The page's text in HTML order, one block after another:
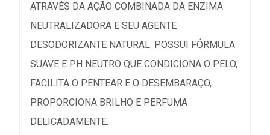
ATRAVÉS DA AÇÃO COMBINADA DA ENZIMA
NEUTRALIZADORA E SEU AGENTE
DESODORIZANTE NATURAL. POSSUI FÓRMULA
SUAVE E PH NEUTRO QUE CONDICIONA O PELO,
FACILITA O PENTEAR E O DESEMBARAÇO,
PROPORCIONA BRILHO E PERFUMA
DELICADAMENTE.